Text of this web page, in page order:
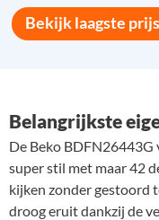
Bekijk laagste prijs
Belangrijkste
De Beko
super stil met maar 42
kijken zonder gestoord
droog eruit dankzij de